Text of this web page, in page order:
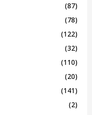
(87)
(78)
(122)
(32)
(110)
(20)
(141)
(2)